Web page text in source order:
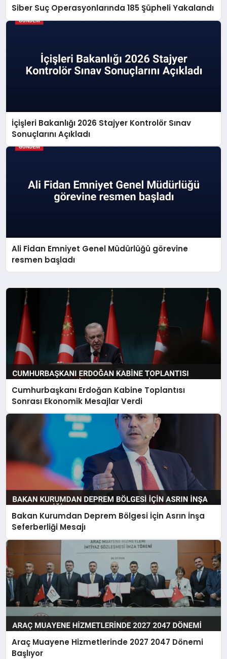
Siber Suç Operasyonlarında 185 Şüpheli Yakalandı
İçişleri Bakanlığı 2026 Stajyer Kontrolör Sınav
Sonuçlarını Açıkladı
Ali Fidan Emniyet Genel Müdürlüğü görevine
resmen başladı
Cumhurbaşkanı Erdoğan Kabine Toplantısı
Sonrası Ekonomik Mesajlar Verdi
Bakan Kurumdan Deprem Bölgesi İçin Asrın İnşa
Seferberliği Mesajı
Araç Muayene Hizmetlerinde 2027 2047 Dönemi
Başlıyor